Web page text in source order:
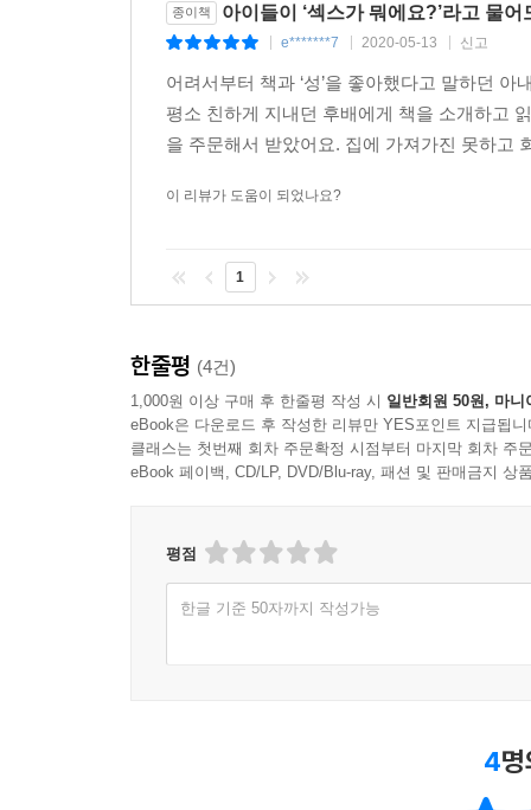
종이책 아이들이 ‘섹스가 뭐에요?’라고 물
e*******7 2020-05-13 신고
어려서부터 책과 ‘성’을 좋아했다고 말하던
평소 친하게 지내던 후배에게 책을 소개하고
을 주문해서 받았어요. 집에 가져가진 못하고
이 리뷰가 도움이 되었나요?
1
한줄평 (4건)
1,000원 이상 구매 후 한줄평 작성 시 일반회원 50원, 마니
eBook은 다운로드 후 작성한 리뷰만 YES포인트 지급됩니
클래스는 첫번째 회차 주문확정 시점부터 마지막 회차 주
eBook 페이백, CD/LP, DVD/Blu-ray, 패션 및 판매금지 상
평점
한글 기준 50자까지 작성가능
4